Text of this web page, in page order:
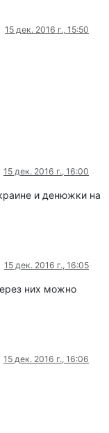
15 дек. 2016 г., 15:50
15 дек. 2016 г., 16:00
и денюжки на
15 дек. 2016 г., 16:05
них можно
15 дек. 2016 г., 16:06